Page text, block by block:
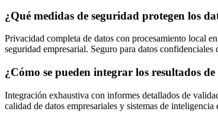
¿Qué medidas de seguridad protegen los
Privacidad completa de datos con procesamiento local
seguridad empresarial. Seguro para datos
¿Cómo se pueden integrar los resultados
Integración exhaustiva con informes detallados de
calidad de datos empresariales y sistemas de inteligencia